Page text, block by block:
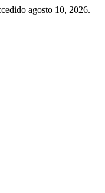
agosto 10, 2026.